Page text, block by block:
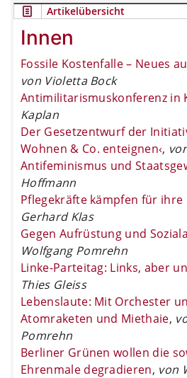
Artikelübersicht
Innen
Fossile Kostenfalle – Neues
von Violetta Bock
Antimilitarismuskonferenz in
Kaplan
Der Gesetzentwurf der
Wohnen & Co. enteignen‹,
Antifeminismus und
Hoffmann
Pflegekräfte kämpfen für ihre
Gerhard Klas
Gegen Aufrüstung und
Wolfgang Pomrehn
Linke-Parteitag: Links, aber
Thies Gleiss
Lebenslaute: Mit Orchester
Atomraketen und Miethaie,
Pomrehn
Berliner Grünen wollen die
Ehrenmale degradieren, von